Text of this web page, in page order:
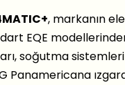
, markanın
EQE
soğutma sistemleri
Panamericana